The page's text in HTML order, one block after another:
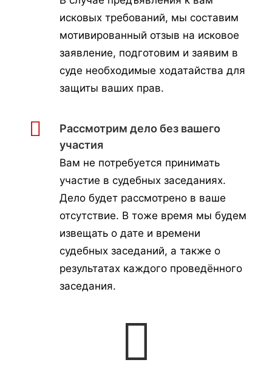
исковых требований, мы составим
мотивированный отзыв на исковое
заявление, подготовим и заявим в
суде необходимые ходатайства для
защиты ваших прав.
Рассмотрим дело без вашего
участия
Вам не потребуется принимать
участие в судебных заседаниях.
Дело будет рассмотрено в ваше
отсутствие. В тоже время мы будем
извещать о дате и времени
судебных заседаний, а также о
результатах каждого проведённого
заседания.